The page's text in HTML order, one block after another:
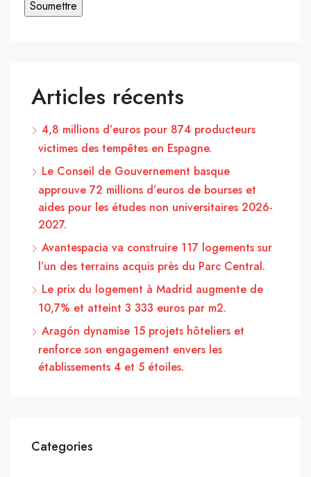
Articles récents
4,8 millions d’euros pour 874 producteurs
victimes des tempêtes en Espagne.
Le Conseil de Gouvernement basque
approuve 72 millions d’euros de bourses et
aides pour les études non universitaires 2026-
2027.
Avantespacia va construire 117 logements sur
l’un des terrains acquis près du Parc Central.
Le prix du logement à Madrid augmente de
10,7% et atteint 3 333 euros par m2.
Aragón dynamise 15 projets hôteliers et
renforce son engagement envers les
établissements 4 et 5 étoiles.
Categories